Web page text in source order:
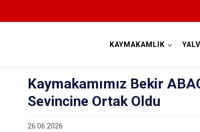
KAYMAKAMLIK
Kaymakamımız Bekir
Sevincine Ortak Oldu
26.06.2026